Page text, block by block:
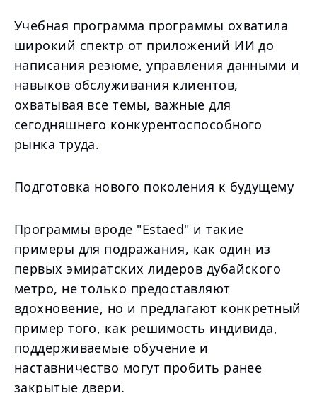
Учебная программа программы охватила
широкий спектр от приложений ИИ до
написания резюме, управления данными и
навыков обслуживания клиентов,
охватывая все темы, важные для
сегодняшнего конкурентоспособного
рынка труда.
Подготовка нового поколения к будущему
Программы вроде "Estaed" и такие
примеры для подражания, как один из
первых эмиратских лидеров дубайского
метро, не только предоставляют
вдохновение, но и предлагают конкретный
пример того, как решимость индивида,
поддерживаемые обучение и
наставничество могут пробить ранее
закрытые двери.